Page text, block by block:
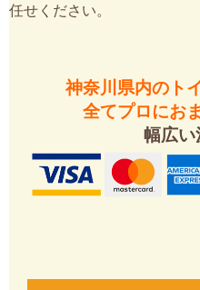
任せください。
神奈川県内のト
全てプロにお
幅広い